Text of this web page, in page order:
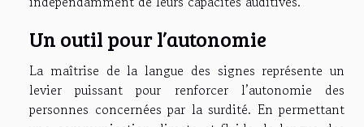
Un outil pour l’autonomie
La maîtrise de la langue des signes représente un
levier puissant pour renforcer l’autonomie des
personnes concernées par la surdité. En permettant